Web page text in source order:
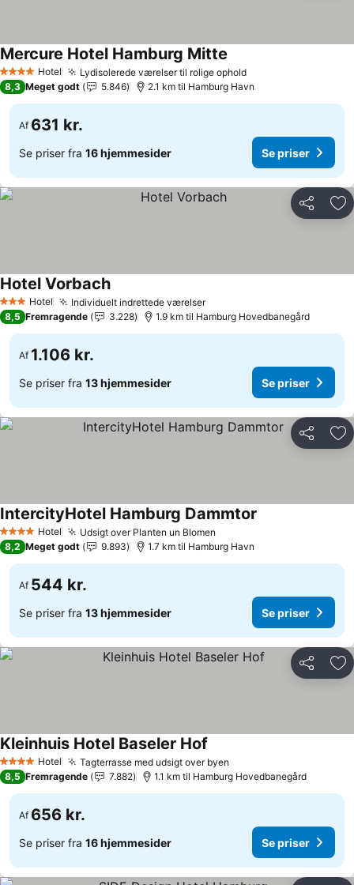
4 StjernerHotel Lydisolerede værelser til rolige opholdSe priser
Mercure Hotel Hamburg Mitte
8,3 Meget godt 5.846 2.1 km til Hamburg Havn
Af 631 kr.
Se priser fra 16 hjemmesider Se priser
Del
3 StjernerHotel Individuelt indrettede værelserSe priser
Hotel VorbachSe priser
8,5 Fremragende 3.228 1.9 km til Hamburg Hovedbanegård
Af 1.106 kr.
Se priser fra 13 hjemmesider Se priser
Del
4 StjernerHotel Udsigt over Planten un Blomen
IntercityHotel Hamburg Dammtor
8,2 Meget godt 9.893 1.7 km til Hamburg Havn
Af 544 kr.
Se priser fra 13 hjemmesider Se priser
Del
4 StjernerHotel Tagterrasse med udsigt over byen
Kleinhuis Hotel Baseler Hof
8,5 Fremragende 7.882 1.1 km til Hamburg Hovedbanegård
Af 656 kr.
Se priser fra 16 hjemmesider Se priser